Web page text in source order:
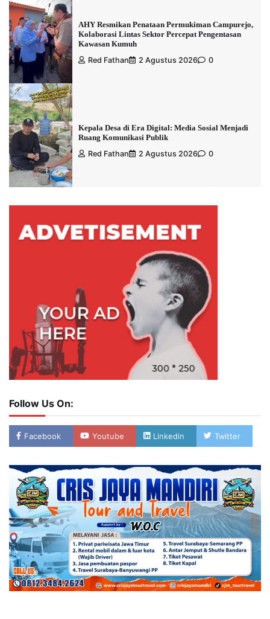
AHY Resmikan Penataan Permukiman Campurejo,
Kolaborasi Lintas Sektor Percepat Pengentasan
Kawasan Kumuh
Red Fathan
2 Agustus 2026 0
Kepala Desa di Era Digital: Media Sosial Menjadi
Ruang Komunikasi Publik
Red Fathan
2 Agustus 2026 0
Follow Us On:
Facebook Youtube Linkedin Twitter